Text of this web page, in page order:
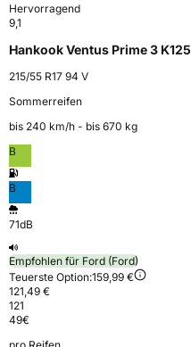
Hervorragend
9,1
Hankook Ventus Prime 3 K125
215/55 R17 94 V
Sommerreifen
bis 240 km⁠/⁠h - bis 670 kg
B
B
71dB
Empfohlen für Ford (Ford)
Teuerste Option:159,99 €
121,49 €
121
49€